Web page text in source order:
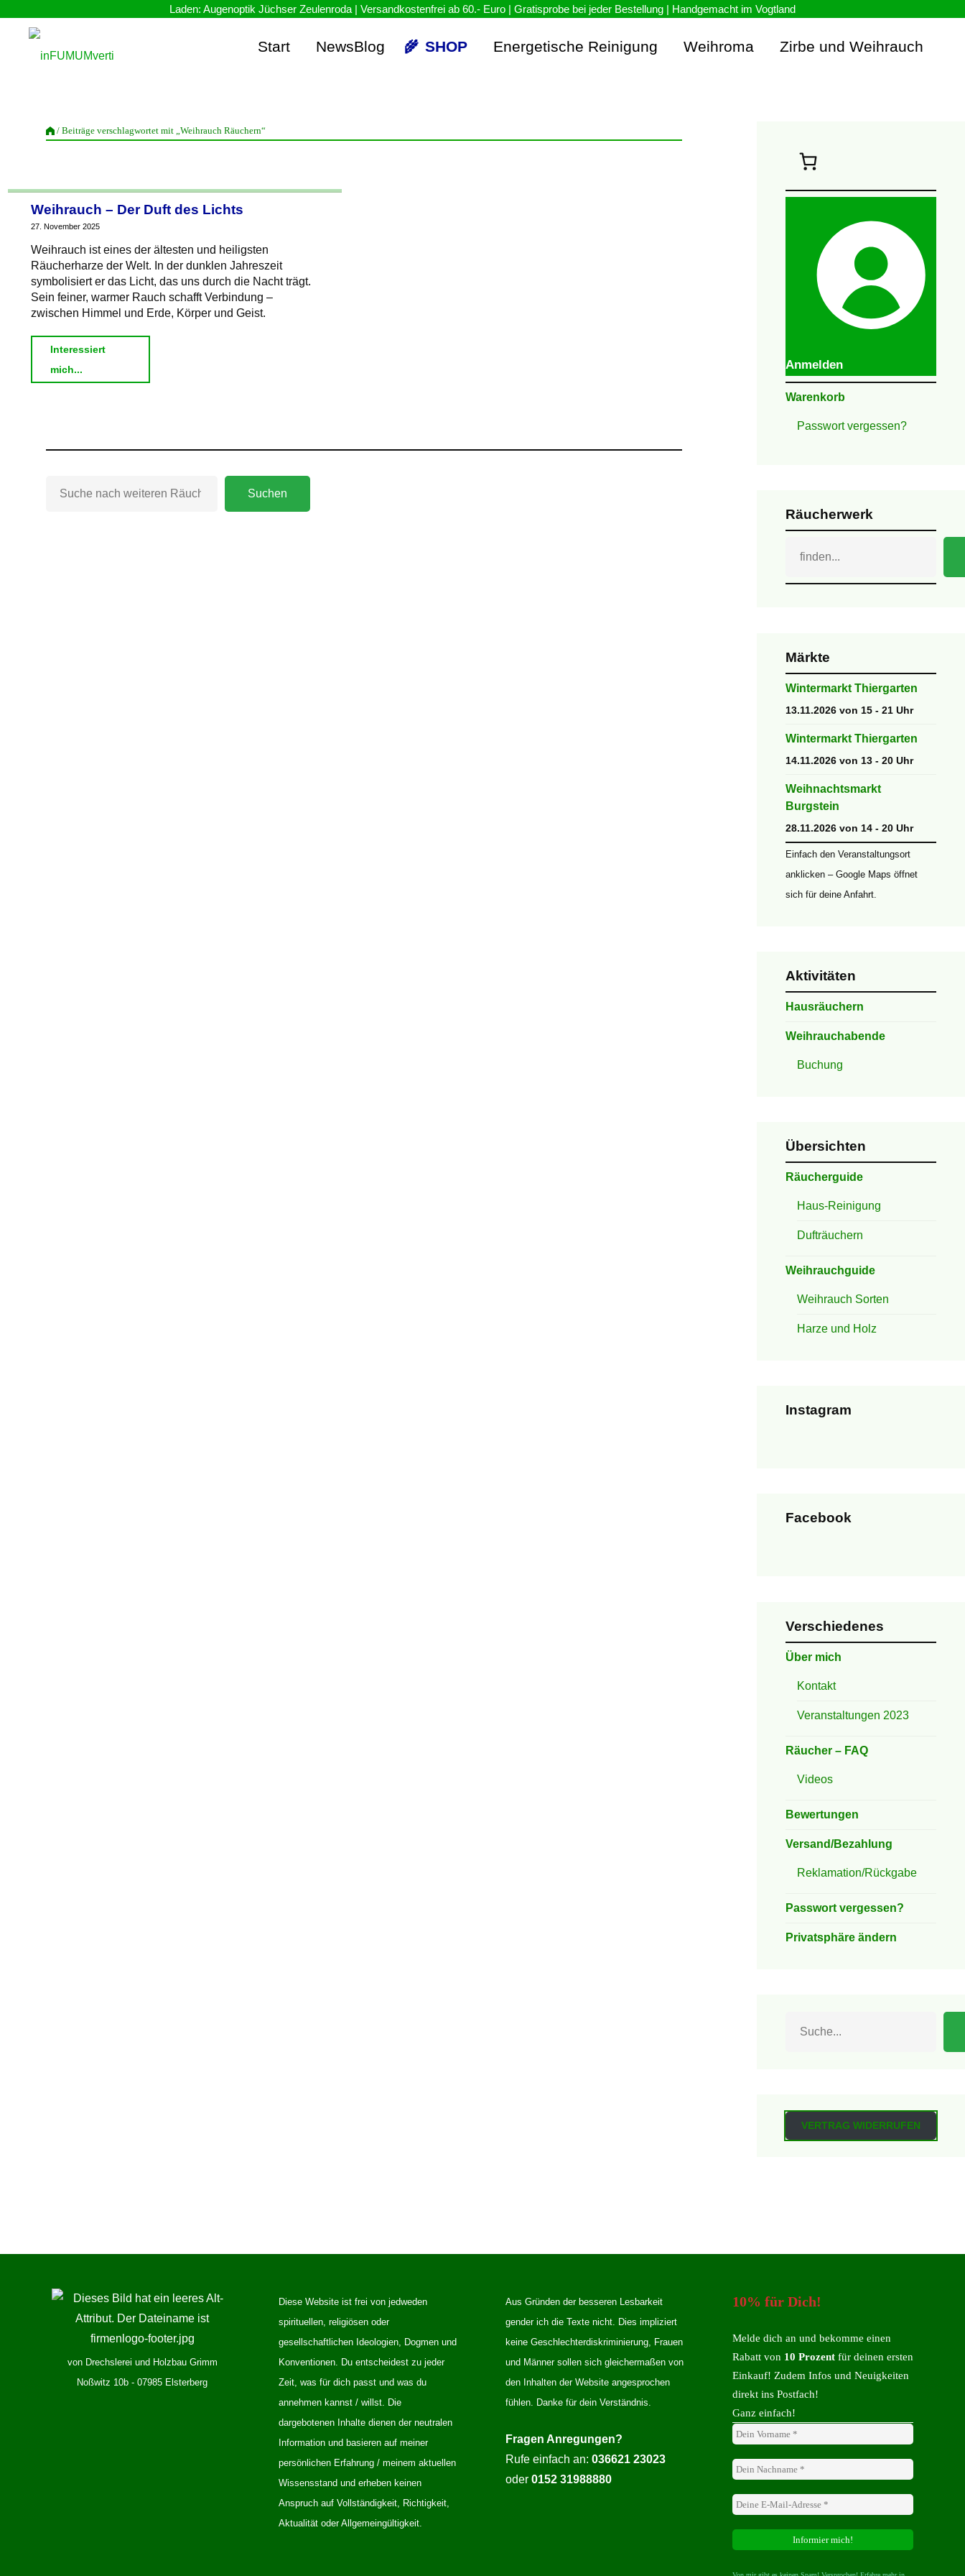
springen
Start NewsBlog SHOP Energetische Reinigung Weihroma Zirbe und Weihrauch
/ Beiträge verschlagwortet mit „Weihrauch Räuchern“
Weihrauch – Der Duft des Lichts
27. November 2025
Weihrauch ist eines der ältesten und heiligsten
Räucherharze der Welt. In der dunklen Jahreszeit
symbolisiert er das Licht, das uns durch die Nacht trägt.
Sein feiner, warmer Rauch schafft Verbindung –
zwischen Himmel und Erde, Körper und Geist.
Interessiert
mich...
des
Suchen
Anmelden
Warenkorb
Passwort vergessen?
Räucherwerk
Märkte
Wintermarkt Thiergarten
13.11.2026 von 15 - 21 Uhr
Wintermarkt Thiergarten
14.11.2026 von 13 - 20 Uhr
Weihnachtsmarkt
Burgstein
28.11.2026 von 14 - 20 Uhr
Einfach den Veranstaltungsort
anklicken – Google Maps öffnet
sich für deine Anfahrt.
Aktivitäten
Hausräuchern
Weihrauchabende
Buchung
Übersichten
Räucherguide
Haus-Reinigung
Dufträuchern
Weihrauchguide
Weihrauch Sorten
Harze und Holz
Instagram
Facebook
Verschiedenes
Über mich
Kontakt
Veranstaltungen 2023
Räucher – FAQ
Videos
Bewertungen
Versand/Bezahlung
Reklamation/Rückgabe
Passwort vergessen?
Privatsphäre ändern
VERTRAG WIDERRUFEN
von Drechslerei und Holzbau Grimm
Noßwitz 10b - 07985 Elsterberg
Diese Website ist frei von jedweden
spirituellen, religiösen oder
gesellschaftlichen Ideologien, Dogmen und
Konventionen. Du entscheidest zu jeder
Zeit, was für dich passt und was du
annehmen kannst / willst. Die
dargebotenen Inhalte dienen der neutralen
Information und basieren auf meiner
persönlichen Erfahrung / meinem aktuellen
Wissensstand und erheben keinen
Anspruch auf Vollständigkeit, Richtigkeit,
Aktualität oder Allgemeingültigkeit.
Aus Gründen der besseren Lesbarkeit
gender ich die Texte nicht. Dies impliziert
keine Geschlechterdiskriminierung, Frauen
und Männer sollen sich gleichermaßen von
den Inhalten der Website angesprochen
fühlen. Danke für dein Verständnis.
Fragen Anregungen?
Rufe einfach an: 036621 23023
oder 0152 31988880
10% für Dich!
Melde dich an und bekomme einen
Rabatt von 10 Prozent für deinen ersten
Einkauf! Zudem Infos und Neuigkeiten
direkt ins Postfach!
Ganz einfach!